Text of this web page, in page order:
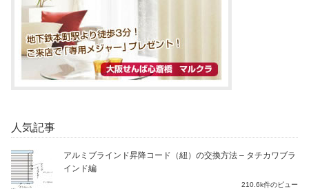
人気記事
アルミブラインド昇降コード（紐）の交換方法 – タチカワブラ
インド編
210.6k件のビュー